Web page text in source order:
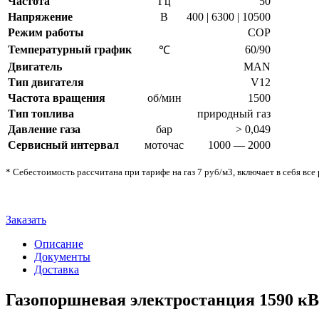
Напряжение
В
400 | 6300 | 10500
Режим работы
COP
Температурный график
℃
60/90
Двигатель
MAN
Тип двигателя
V12
Частота вращения
об/мин
1500
Тип топлива
природный газ
Давление газа
бар
> 0,049
Сервисный интервал
моточас 1000 — 2000
* Себестоимость рассчитана при тарифе на газ 7 руб/м3, включает в себя
Заказать
Описание
Документы
Доставка
Газопоршневая электростанция 1590